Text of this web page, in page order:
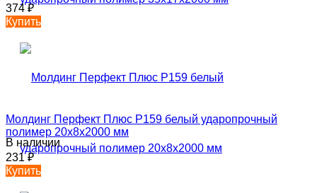
374₽
Купить
Молдинг Перфект Плюс P159 белый ударопрочный
полимер 20х8х2000 мм
В наличии
231₽
Купить